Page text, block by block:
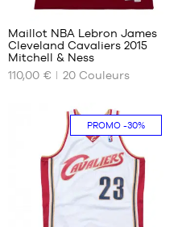
1m65
XL -
enfant
- 1m65
à
1m80
NOS
DISPONIBLES
Maillot NBA Lebron James
Cleveland Cavaliers 2015
Mitchell & Ness
110,00 €
20Couleurs
PROMO-30%